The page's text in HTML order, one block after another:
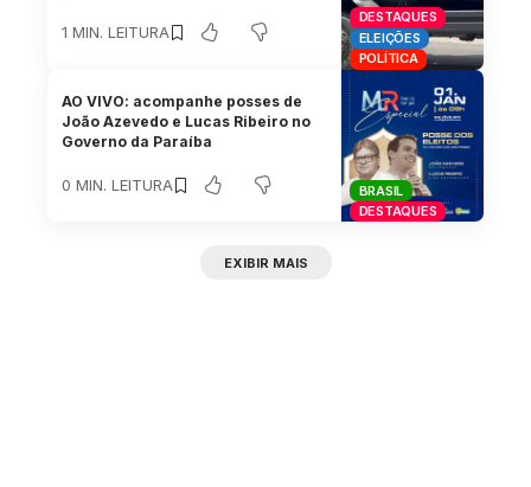
DESTAQUES
ELEIÇÕES
POLÍTICA
1 MIN. LEITURA
BRASIL
DESTAQUES
AO VIVO: acompanhe posses de
João Azevedo e Lucas Ribeiro no
Governo da Paraíba
0 MIN. LEITURA
EXIBIR MAIS